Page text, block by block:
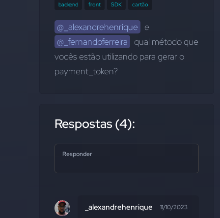
backend
front SDK cartão
@_alexandrehenrique
@_fernandoferreira
  qual método que
vocês estão utilizando para gerar o
payment_token?
Respostas (4):
Responder
_alexandrehenrique 11/10/2023